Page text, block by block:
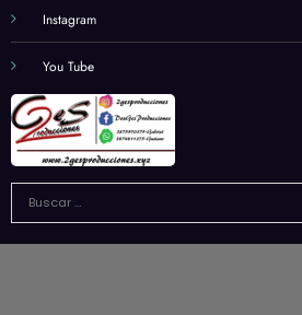
Instagram
You Tube